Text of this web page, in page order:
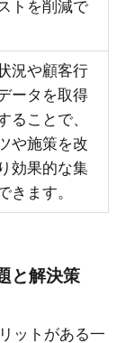
トを削減で
況や顧客行
ータを取得
ることで、
や施策を改
効果的な集
きます。
と解決策
ットがある一